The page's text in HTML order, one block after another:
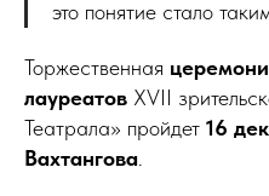
это понятие стало
Торжественная
лауреатов XVII
Театрала» пройдет 16
Вахтангова